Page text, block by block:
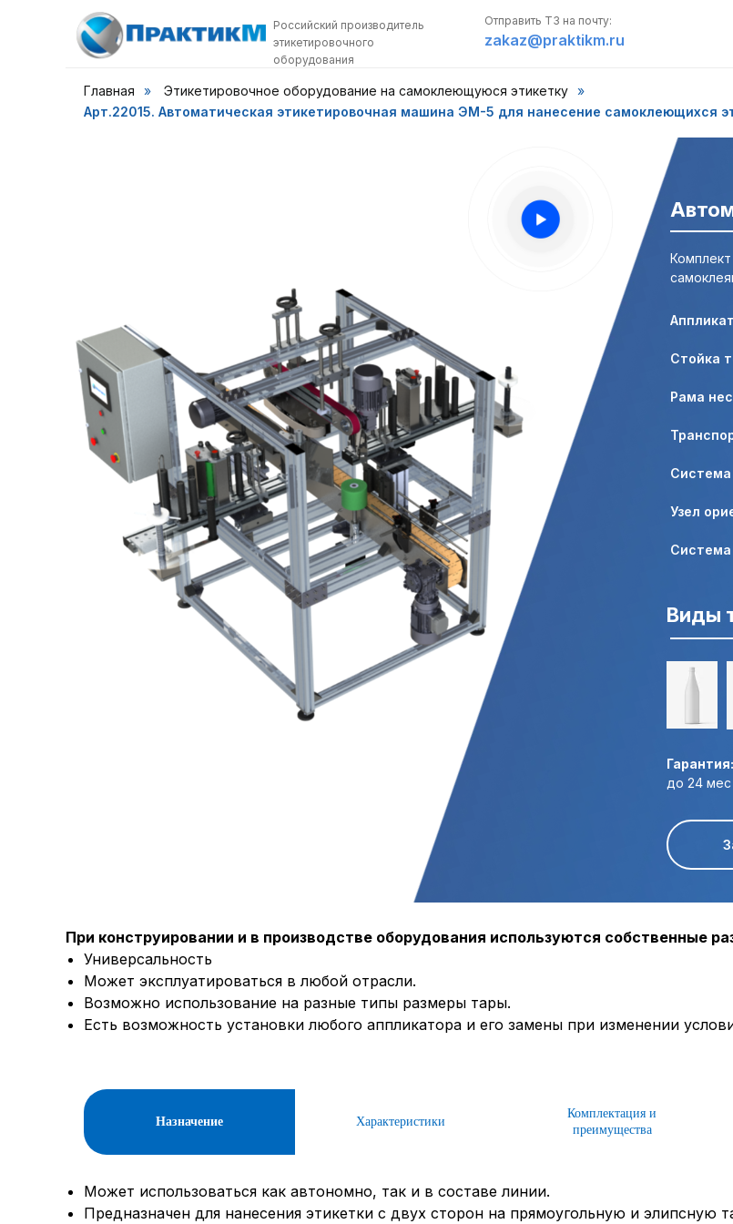
Российский производитель
этикетировочного
оборудования
zakaz@praktikm.ru
Отправить ТЗ на почту:
Главная » Этикетировочное оборудование на самоклеющуюся этикетку »
Арт.22015. Автоматическая этикетировочная машина ЭМ-5 для нанесение самоклеющихся
Стойка
Рама
Виды
Гарантия:
до 24 мес
Узел
Система
При конструировании и в производстве оборудования используются собственные
Универсальность
Может эксплуатироваться в любой отрасли.
Возможно использование на разные типы размеры тары.
Есть возможность установки любого аппликатора и его замены при изменении
Назначение Характеристики
Комплектация и
преимущества
Может использоваться как автономно, так и в составе линии.
Предназначен для нанесения этикетки с двух сторон на прямоугольную и элипсную